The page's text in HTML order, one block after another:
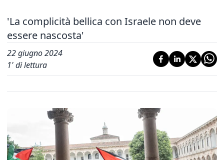
'La complicità bellica con Israele non deve
essere nascosta'
22 giugno 2024
1' di lettura